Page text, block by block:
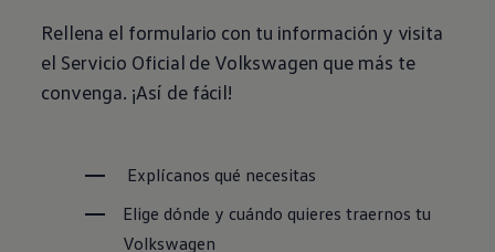
Rellena el formulario con tu información y visita
el Servicio Oficial de Volkswagen que más te
convenga. ¡Así de fácil!
Explícanos qué necesitas
Elige dónde y cuándo quieres traernos tu
Volkswagen